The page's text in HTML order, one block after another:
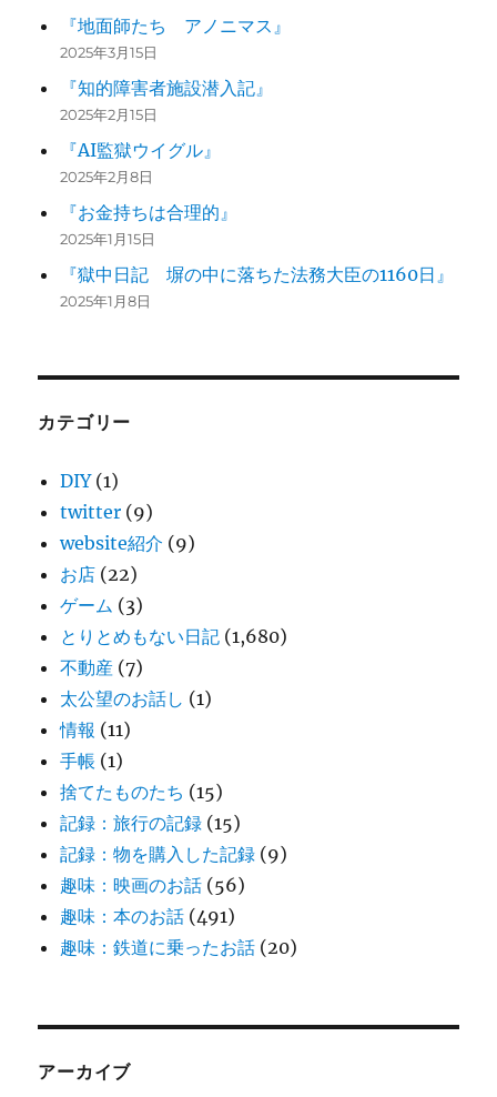
『地面師たち アノニマス』
2025年3月15日
『知的障害者施設潜入記』
2025年2月15日
『AI監獄ウイグル』
2025年2月8日
『お金持ちは合理的』
2025年1月15日
『獄中日記 塀の中に落ちた法務大臣の1160日』
2025年1月8日
カテゴリー
DIY(1)
twitter (9)
website紹介 (9)
お店 (22)
ゲーム (3)
とりとめもない日記 (1,680)
不動産 (7)
太公望のお話し (1)
情報 (11)
手帳 (1)
捨てたものたち (15)
記録：旅行の記録 (15)
記録：物を購入した記録 (9)
趣味：映画のお話 (56)
趣味：本のお話 (491)
趣味：鉄道に乗ったお話 (20)
アーカイブ